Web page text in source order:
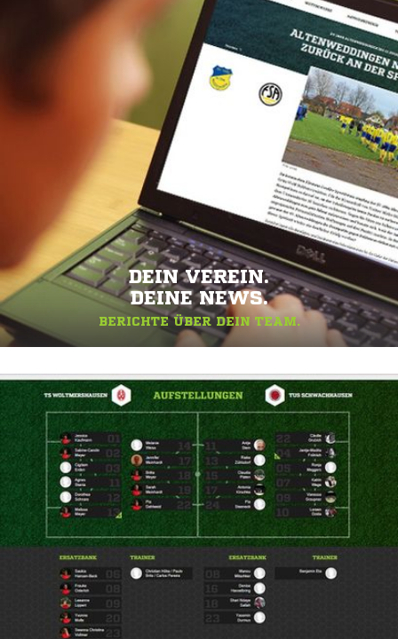
DEIN VEREIN.
DEINE NEWS.
BERICHTE ÜBER DEIN TEAM.